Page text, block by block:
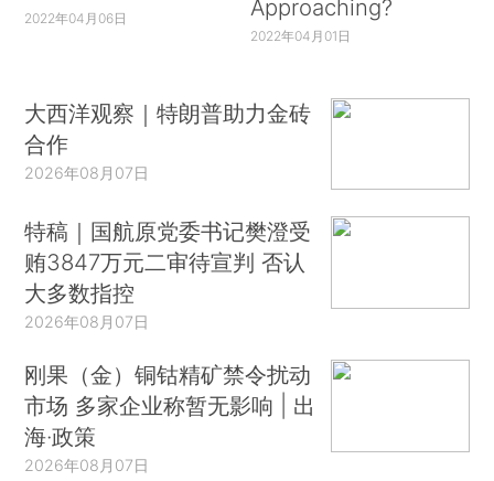
2022年04月06日
Approaching?
2022年04月01日
大西洋观察｜特朗普助力金砖
合作
2026年08月07日
特稿｜国航原党委书记樊澄受
贿3847万元二审待宣判 否认
大多数指控
2026年08月07日
刚果（金）铜钴精矿禁令扰动
市场 多家企业称暂无影响 | 出
海·政策
2026年08月07日